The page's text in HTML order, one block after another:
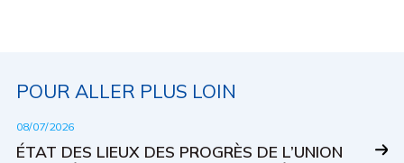
POUR ALLER PLUS LOIN
08/07/2026
ÉTAT DES LIEUX DES PROGRÈS DE L’UNION